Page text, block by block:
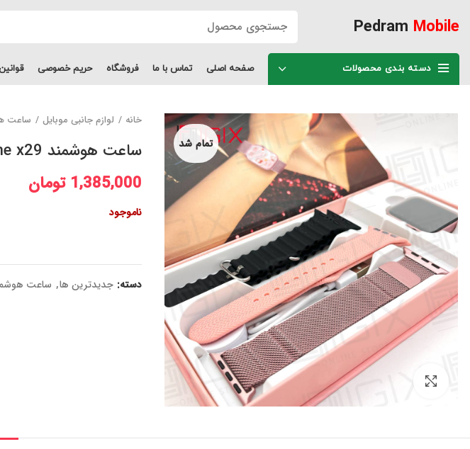
Pedram Mobile
دسته بندی محصولات صفحه اصلی تماس با ما فروشگاه حریم خصوصی
تمام شد
برای بزرگنمایی کلیک کنید
خانه لوازم جانبی موبایل ساعت
ساعت هوشمند wisme x29
1,385,000 تومان
ناموجود
دسته: جدیدترین ها, ساعت